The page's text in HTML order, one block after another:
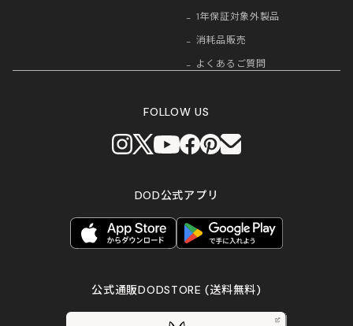
1年保証対象外製品
消耗品販売
よくあるご質問
FOLLOW US
DOD公式アプリ
公式通販DODSTORE(送料無料)